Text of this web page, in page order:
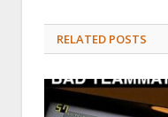
RELATED POSTS